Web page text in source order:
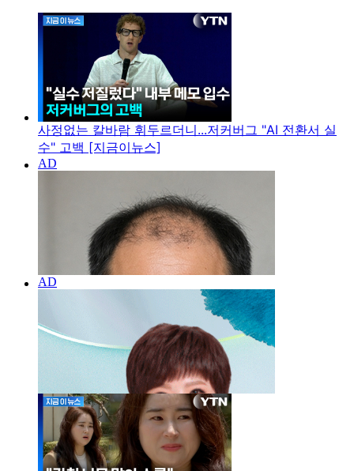
사정없는 칼바람 휘두르더니...저커버그 "AI 전환서 실
수" 고백 [지금이뉴스]